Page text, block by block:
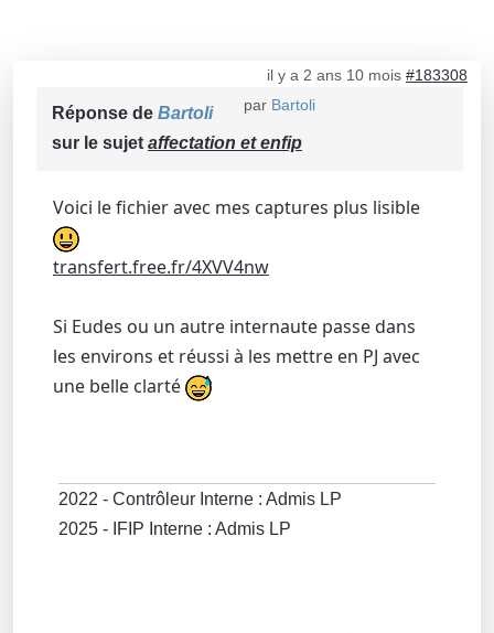
il y a 2 ans 10 mois #183308
par Bartoli
Réponse de Bartoli
sur le sujet affectation et enfip
Voici le fichier avec mes captures plus lisible
transfert.free.fr/4XVV4nw
Si Eudes ou un autre internaute passe dans
les environs et réussi à les mettre en PJ avec
une belle clarté
2022 - Contrôleur Interne : Admis LP
2025 - IFIP Interne : Admis LP